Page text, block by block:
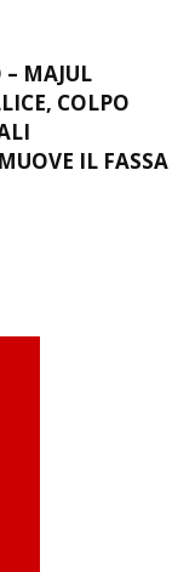
– MAJUL
COLPO
IL FASSA